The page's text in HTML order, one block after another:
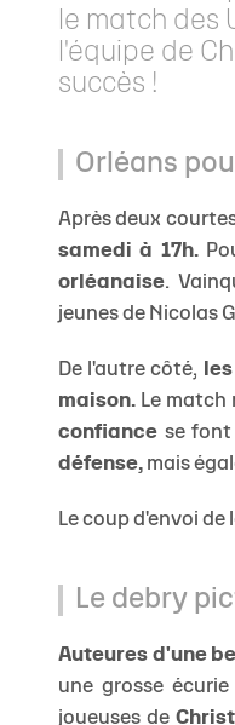
le match des
l'équipe de
succès !
Orléans
Après deux
samedi à 17h.
orléanaise.
jeunes de Nicolas
De l'autre côté,
maison. Le match
confiance se font
défense, mais
Le coup d'envoi
Le debry
Auteures d'une
une grosse
joueuses de